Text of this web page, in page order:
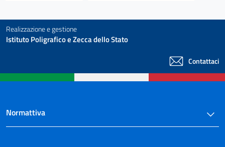
Realizzazione e gestione
Istituto Poligrafico e Zecca dello Stato
Contattaci
Normattiva